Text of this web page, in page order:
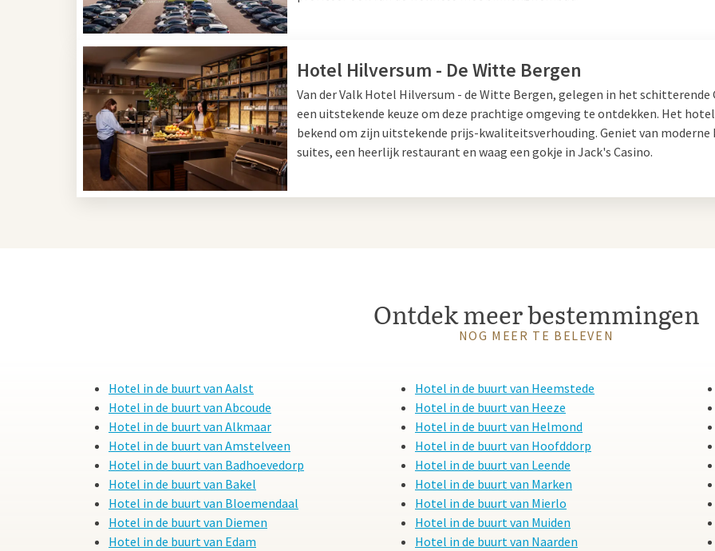
restaurants, een stijlvolle bar en wellness met sauna's, zwembad en fitnessruimte.
Zo combineert u een ontspannen verblijf aan de Vinkeveense Plassen met een
bezoek aan Amsterdam. Boek vandaag nog en ontdek het beste van stad en natuur.
Hotel Hilversum - De Witte Bergen
Van der Valk Hotel Hilversum - de Witte Bergen, gelegen in het schitterende
een uitstekende keuze om deze prachtige omgeving te ontdekken. Het
bekend om zijn uitstekende prijs-kwaliteitsverhouding. Geniet van moderne
suites, een heerlijk restaurant en waag een gokje in Jack's Casino.
Ontdek meer bestemmingen
NOG MEER TE BELEVEN
Hotel in de buurt van Aalst
Hotel in de buurt van Abcoude
Hotel in de buurt van Alkmaar
Hotel in de buurt van Amstelveen
Hotel in de buurt van Badhoevedorp
Hotel in de buurt van Bakel
Hotel in de buurt van Bloemendaal
Hotel in de buurt van Diemen
Hotel in de buurt van Edam
Hotel in de buurt van Heemstede
Hotel in de buurt van Heeze
Hotel in de buurt van Helmond
Hotel in de buurt van Hoofddorp
Hotel in de buurt van Leende
Hotel in de buurt van Marken
Hotel in de buurt van Mierlo
Hotel in de buurt van Muiden
Hotel in de buurt van Naarden